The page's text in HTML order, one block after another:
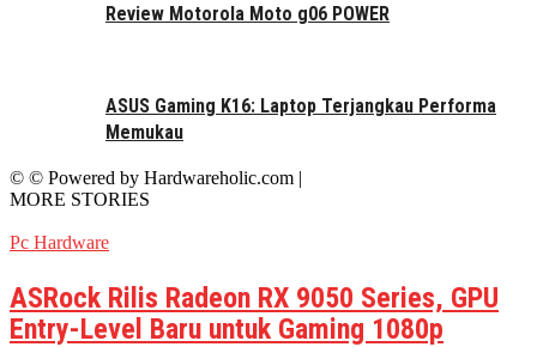
Review Motorola Moto g06 POWER
ASUS Gaming K16: Laptop Terjangkau Performa
Memukau
© © Powered by Hardwareholic.com |
MORE STORIES
Pc Hardware
ASRock Rilis Radeon RX 9050 Series, GPU
Entry-Level Baru untuk Gaming 1080p